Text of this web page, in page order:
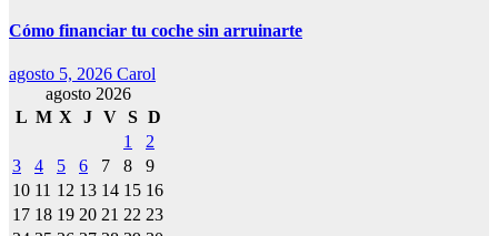
Cómo financiar tu coche sin arruinarte
agosto 5, 2026 Carol
agosto 2026
L M X J V S D
1
2
3
4 5 6 7 8
9
10 11 12 13 14 15 16
17 18 19 20 21 22 23